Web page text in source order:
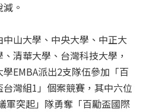
。
山大學、中央大學、中正大
清華大學、台灣科技大學，
EMBA派出2支隊伍參加「百
灣組1」個案競賽，其中六位
軍突起」隊勇奪「百勵盃國際